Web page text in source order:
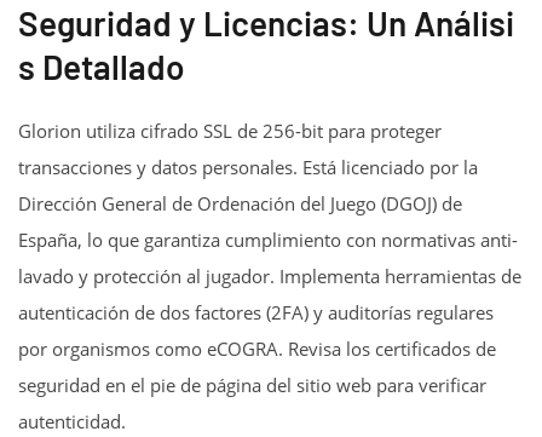
Seguridad y Licencias: Un Análisi
s Detallado
Glorion utiliza cifrado SSL de 256-bit para proteger
transacciones y datos personales. Está licenciado por la
Dirección General de Ordenación del Juego (DGOJ) de
España, lo que garantiza cumplimiento con normativas anti-
lavado y protección al jugador. Implementa herramientas de
autenticación de dos factores (2FA) y auditorías regulares
por organismos como eCOGRA. Revisa los certificados de
seguridad en el pie de página del sitio web para verificar
autenticidad.